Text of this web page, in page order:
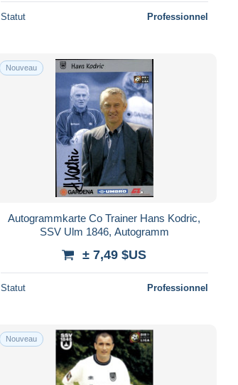
Statut Professionnel
Nouveau
Autogrammkarte Co Trainer Hans Kodric,
SSV Ulm 1846, Autogramm
± 7,49 $US
Statut Professionnel
Nouveau